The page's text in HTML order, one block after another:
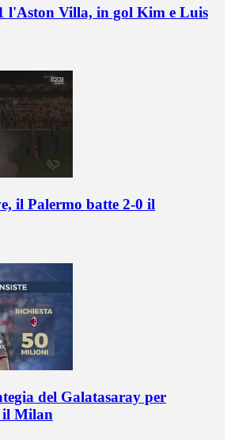
l'Aston Villa, in gol Kim e Luis
il Palermo batte 2-0 il
del Galatasaray per
il Milan